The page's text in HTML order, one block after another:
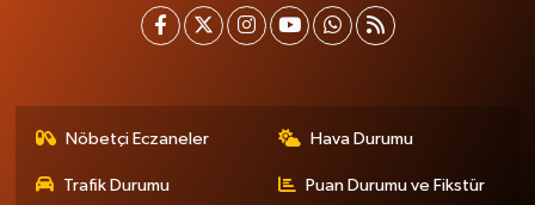
Nöbetçi Eczaneler Hava Durumu
Trafik Durumu Puan Durumu ve Fikstür